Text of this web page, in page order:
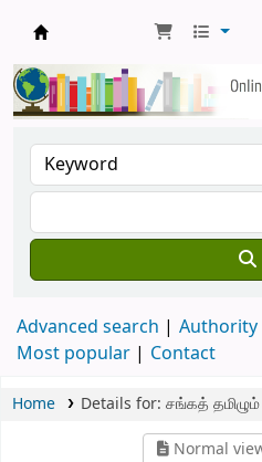
Central Library, CUTN
Advanced search Authority
Most popular
Contact
Home Details for: சங்கத் தமிழும்
Normal